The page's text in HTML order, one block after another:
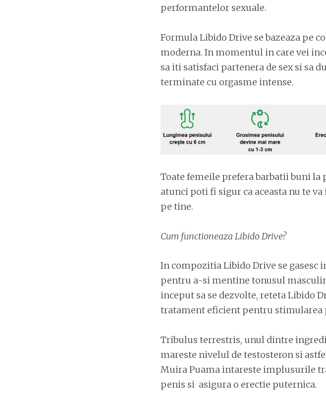
performantelor sexuale.
Formula Libido Drive se bazeaza pe
moderna. In momentul in care vei
sa iti satisfaci partenera de sex si sa
terminate cu orgasme intense.
Toate femeile prefera barbatii buni la
atunci poti fi sigur ca aceasta nu te
pe tine.
Cum functioneaza Libido Drive?
In compozitia Libido Drive se gasesc
pentru a-si mentine tonusul
inceput sa se dezvolte, reteta Libido
tratament eficient pentru stimularea
Tribulus terrestris, unul dintre
mareste nivelul de testosteron si
Muira Puama intareste implusurile
penis si asigura o erectie puternica.